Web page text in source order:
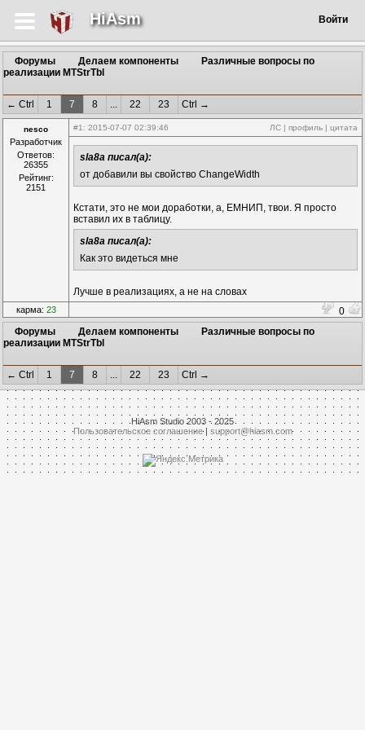
HiAsm Войти
Форумы Делаем компоненты
Различные вопросы по
реализации MTStrTbl
← Ctrl 1 7 8 ... 22 23 Ctrl →
nesco
Разработчик
Ответов:
26355
Рейтинг:
2151
#1 : 2015-07-07 02:39:46 ЛС | профиль | цитата
sla8a писал(а):
от добавили вы свойство ChangeWidth
Кстати, это не мои доработки, а, ЕМНИП, твои. Я просто
вставил их в таблицу.
sla8a писал(а):
Как это видеться мне
Лучше в реализациях, а не на словах
карма: 23
0
Форумы
Делаем компоненты
Различные вопросы по
реализации MTStrTbl
← Ctrl 1 7 8 ... 22 23 Ctrl →
HiAsm Studio 2003 - 2025
Пользовательское соглашение| support@hiasm.com